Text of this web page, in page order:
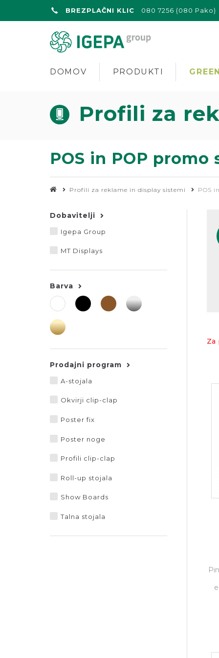
BREZPLAČNI KLIC 080 7256 (080 Pako)
DOMOV PRODUKTI
Profili za
POS in POP promo
Profili za reklame in display sistemi POS
Dobavitelji
Igepa Group
MT Displays
Barva
Prodajni program
A-stojala
Okvirji clip-clap
Poster fix
Poster noge
Profili clip-clap
Roll-up stojala
Show Boards
Talna stojala
Za